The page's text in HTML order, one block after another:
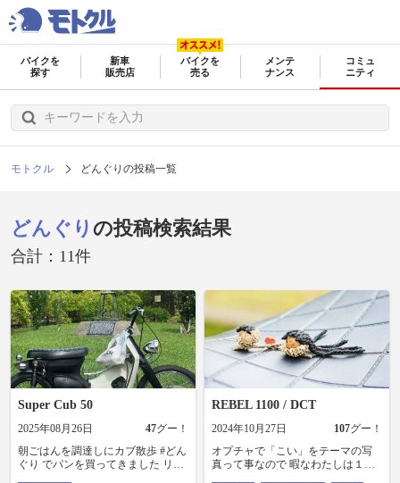
バイクを
探す
新車
販売店
バイクを
売る
メンテ
ナンス
コミュ
ニティ
モトクル どんぐりの投稿一覧
どんぐり の投稿検索結果
合計：11件
Super Cub 50
2025年08月26日 47グー！
朝ごはんを調達しにカブ散歩 #どん
ぐり でパンを買ってきました リア
REBEL 1100 / DCT
2024年10月27日 107グー！
オプチャで「こい」をテーマの写
真って事なので 暇なわたしは１時